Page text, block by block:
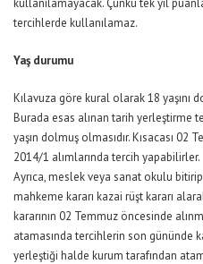
kullanılamayacak. Çünkü tek yıl
tercihlerde kullanılamaz.
Yaş durumu
Kılavuza göre kural olarak 18 yaşını
Burada esas alınan tarih yerleştirme
yaşın dolmuş olmasıdır. Kısacası
2014/1 alımlarında tercih yapabilirler.
Ayrıca, meslek veya sanat okulu
mahkeme kararı kazai rüşt kararı
kararının 02 Temmuz öncesinde
atamasında tercihlerin son gününde
yerleştiği halde kurum tarafından